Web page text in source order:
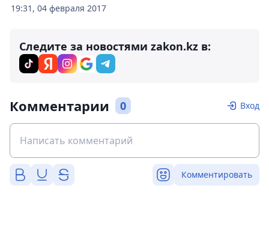
19:31, 04 февраля 2017
Следите за новостями zakon.kz в:
Комментарии 0 Вход
Комментировать